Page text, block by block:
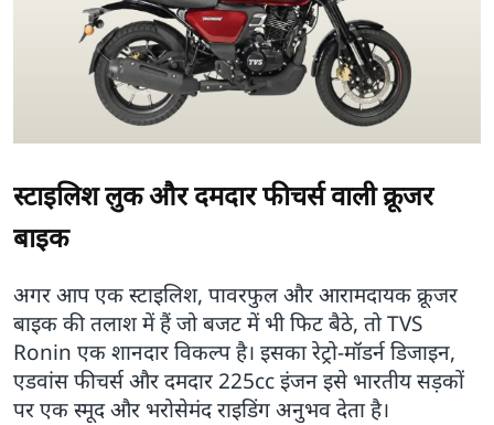
स्टाइलिश लुक और दमदार फीचर्स वाली क्रूजर
बाइक
अगर आप एक स्टाइलिश, पावरफुल और आरामदायक क्रूजर
बाइक की तलाश में हैं जो बजट में भी फिट बैठे, तो TVS
Ronin एक शानदार विकल्प है। इसका रेट्रो-मॉडर्न डिजाइन,
एडवांस फीचर्स और दमदार 225cc इंजन इसे भारतीय सड़कों
पर एक स्मूद और भरोसेमंद राइडिंग अनुभव देता है।